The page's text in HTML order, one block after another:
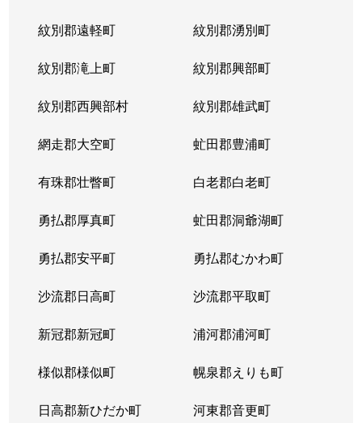
紋別郡遠軽町 紋別郡湧別町
紋別郡滝上町 紋別郡興部町
紋別郡西興部村 紋別郡雄武町
網走郡大空町 虻田郡豊浦町
有珠郡壮瞥町 白老郡白老町
勇払郡厚真町 虻田郡洞爺湖町
勇払郡安平町 勇払郡むかわ町
沙流郡日高町 沙流郡平取町
新冠郡新冠町 浦河郡浦河町
様似郡様似町 幌泉郡えりも町
日高郡新ひだか町 河東郡音更町